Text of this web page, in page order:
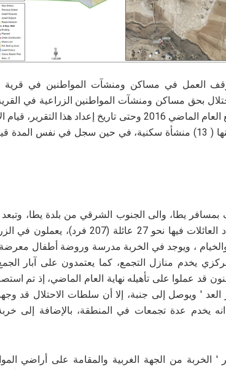
العمل في مساكن ومنشآت المواطنين في
بحق مساكن ومنشآت المواطنين الزراعية في
سجل في قرية جنبة منذ مطلع العام الماضي 2016 وحتى تاريخ
فيها 39 دونم تقريباً، ويبلغ عدد العائلات فيها
، ويوجد في الخربة مدرسة وروضة أطفال معرضة
يخدم منازل التجمع، كما يعتمدون على آبار
قد عملوا على تأهيله نهاية العام الماضي، إذ تم
العد ' ويوصل إلى جنبة، إلا أن سلطات الاحتلال قد
انه يخدم عدة تجمعات في المنطقة، بالإضافة إلى
' الخربة من الجهة الغربية والمقامة على أراضي